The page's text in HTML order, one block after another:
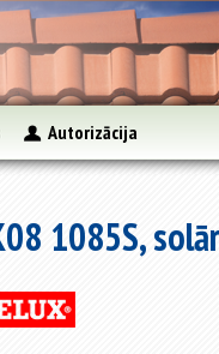
Autorizācija
1085S,